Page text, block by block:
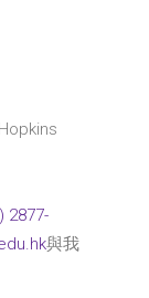
2877-
與我